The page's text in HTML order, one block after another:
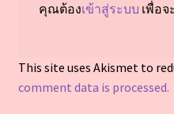
คุณต้องเข้าสู่ระบบ เพื่อ
This site uses Akismet to
comment data is processed.